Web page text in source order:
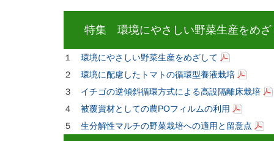
特集 環境にやさしい野菜生産をめざ
１ 環境にやさしい野菜生産をめざして
２ 環境に配慮したトマトの循環型養液栽培
３ イチゴの逆傾斜循環方式による高設隔離床栽培
４ 被覆資材としての農POフィルムの利用
５ 生分解性マルチの野菜栽培への適用と留意点